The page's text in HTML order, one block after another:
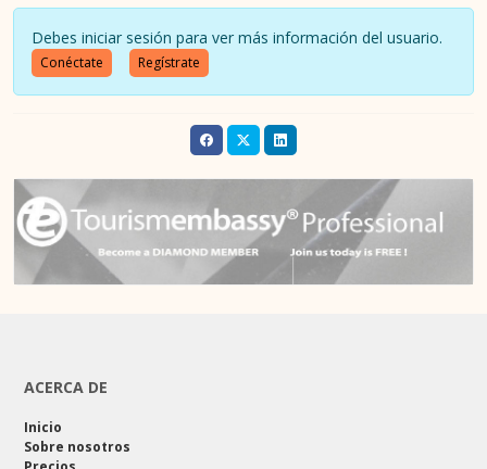
Debes iniciar sesión para ver más información del usuario.
Conéctate Regístrate
ACERCA DE
Inicio
Sobre nosotros